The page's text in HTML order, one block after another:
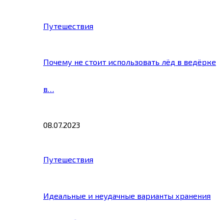
Путешествия
Почему не стоит использовать лёд в ведёрке
в…
08.07.2023
Путешествия
Идеальные и неудачные варианты хранения